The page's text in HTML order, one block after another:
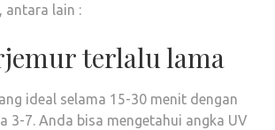
antara lain :
terlalu lama
ideal selama 15-30 menit dengan
3-7. Anda bisa mengetahui angka UV